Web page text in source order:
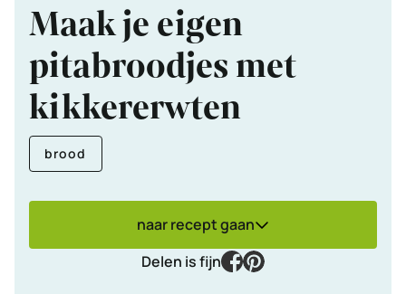
Maak je eigen
pitabroodjes met
kikkererwten
brood
naar recept gaan
Delen is fijn
facebook
pinterest